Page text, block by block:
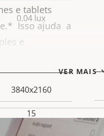
e tablets
Isso ajuda a
e
VER MAIS
0.04 lux
3840x2160
15